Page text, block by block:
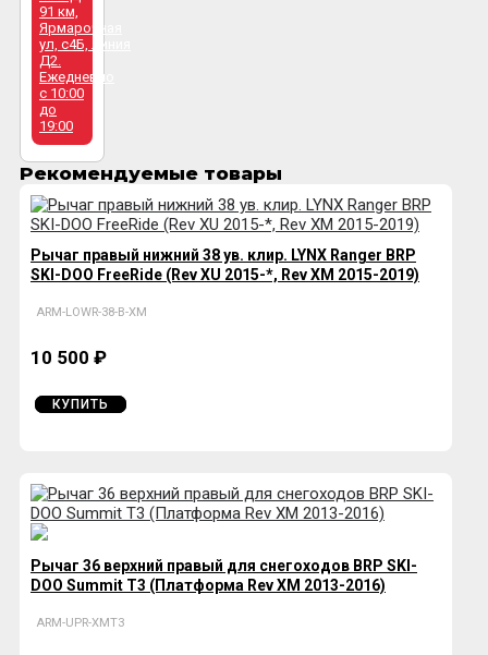
91 км,
Ярмарочная
ул, с4Б, линия
Д2.
Ежедневно
с 10:00
до
19:00
Рекомендуемые товары
Рычаг правый нижний 38 ув. клир. LYNX Ranger BRP
SKI-DOO FreeRide (Rev XU 2015-*, Rev XM 2015-2019)
ARM-LOWR-38-B-XM
10 500 ₽
КУПИТЬ
Рычаг 36 верхний правый для снегоходов BRP SKI-
DOO Summit T3 (Платформа Rev XM 2013-2016)
ARM-UPR-XMT3